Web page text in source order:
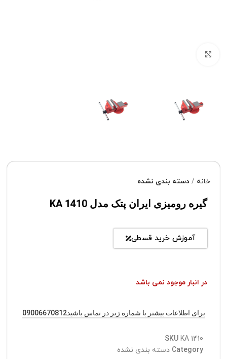
خانه دسته بندی نشده
گیره رومیزی ایران پتک مدل KA 1410
آموزش خرید قسطی
در انبار موجود نمی باشد
برای اطلاعات بیشتر با شماره زیر در تماس باشید09006670812
SKU KA 1410
Category دسته بندی نشده